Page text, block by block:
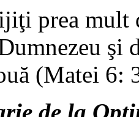
prea mult
şi
(Matei 6:
de la